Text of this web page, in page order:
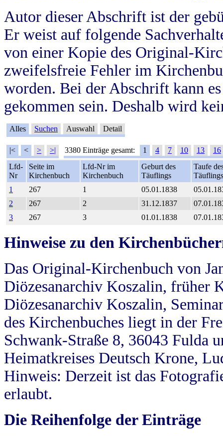
Autor dieser Abschrift ist der
Er weist auf folgende
von einer Kopie des Original-
zweifelsfreie Fehler im
worden. Bei der Abschrift kann
gekommen sein. Deshalb wird
Alles Suchen Auswahl Detail
|< < > >| 3380 Einträge gesamt: 1 4 7 10 13
16
Lfd-
Nr
Seite im
Kirchenbuch
Lfd-Nr im
Kirchenbuch
Geburt des
Täuflings
Taufe
Täuflings
1
267 1 05.01.1838
2
267 2 31.12.1837
3
267 3 01.01.1838
Hinweise zu den
Das Original-Kirchenbuch von
Diözesanarchiv Koszalin, früher
Diözesanarchiv Koszalin,
des Kirchenbuches liegt in der
Schwank-Straße 8, 36043 Fulda
Heimatkreises Deutsch Krone,
Hinweis: Derzeit ist das
erlaubt.
Die Reihenfolge der Einträge